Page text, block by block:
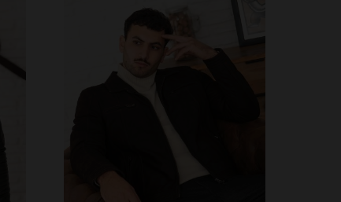
TAILLES DISPONIBLES